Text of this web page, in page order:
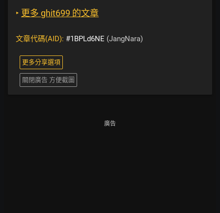
‣ 更多 ghit699 的文章
文章代碼(AID): #1BPLd6NE (JangNara)
更多分享選項
關閉廣告 方便截圖
廣告